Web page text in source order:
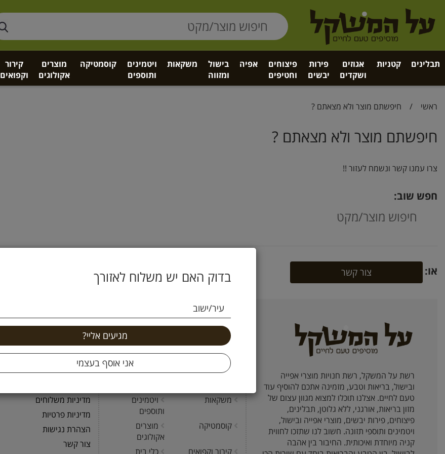
בדוק האם יש משלוח לאזורך
עיר/ישוב
תבלינים קטניות
אגוזים
ושקדים
פירות
יבשים
פיצוחים
וחטיפים
אפיה
בישול
ומזווה
משקאות
ויטמינים
ותוספים
קוסמטיקה
מוצרים
אקולוגים
קירור
וקפואים
ראשי / חיפשתם מוצר ולא מצאתם ?
חיפשתם מוצר ולא מצאתם ?
צרו עמנו קשר ונשמח לעזור !!
חפש שוב:
או: צור קשר
רשת על המשקל, רשת חנויות מוצרי אפייה
ובישול, בריאות וטבע, מזמינה אתכם להוסיף עוד
טעם לחיים. אצלנו תוכלו למצוא מגוון עצום של
מזון בריאות, אורגני, ללא גלוטן, תבלינים,
פיצוחים, פירות יבשים, מוצרי אפייה ובישול,
ויטמינים ותוספי תזונה. חשוב לנו שתזכו לחווית
קניה מיוחדת ואיכותית. החיבור בין אהבה
קטגוריות אתר
תבלינים
אגוזים ושקדים
פירות יבשים
פיצוחים
אפיה
משקאות
ויטמינים
ותוספים
קוסמטיקה
מוצרים
אקולוגים
קירור וקפואים
כלי בית
כללי
הבלוג של על המשקל
אודות
סניפים
מדיניות משלוחים
מדיניות פרטיות
הצהרת נגישות
צור קשר